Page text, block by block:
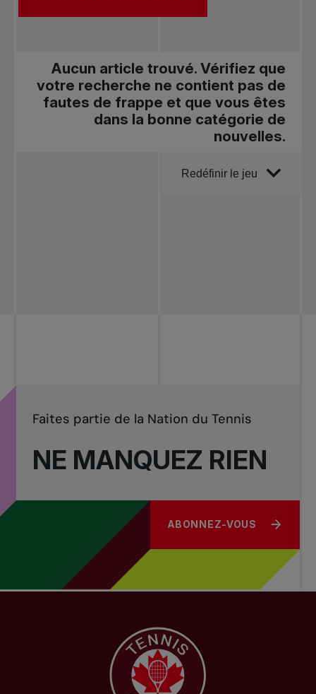
Aucun article trouvé. Vérifiez que
votre recherche ne contient pas de
fautes de frappe et que vous êtes
dans la bonne catégorie de
nouvelles.
Trier par
Redéfinir le jeu
NE MANQUEZ RIEN
Faites partie de la Nation du Tennis
ABONNEZ-VOUS